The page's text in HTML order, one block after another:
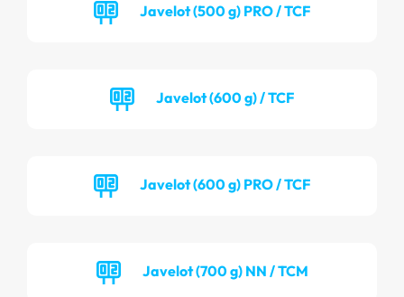
Javelot (500 g) PRO / TCF
Javelot (600 g) / TCF
Javelot (600 g) PRO / TCF
Javelot (700 g) NN / TCM